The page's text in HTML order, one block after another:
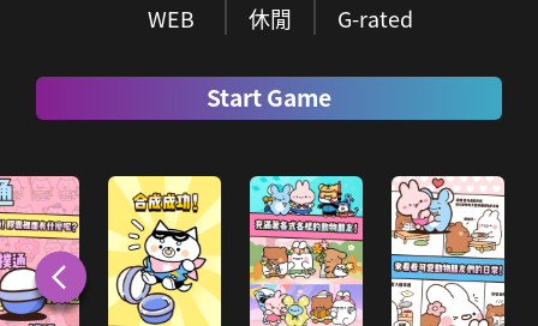
WEB 休閒 G-rated
Start Game